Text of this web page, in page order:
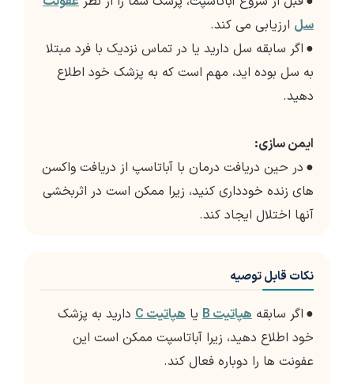
سل ارزیابی می کند.
● اگر سابقه سل دارید یا در تماس نزدیک با فرد مبتلا
به سل بوده اید، مهم است که به پزشک خود اطلاع
دهید.
ایمن سازی:
● در حین دریافت درمان با آباتاسپ از دریافت واکسن
های زنده خودداری کنید، زیرا ممکن است در اثربخشی
آنها اختلال ایجاد کند.
نکات قابل توصیه
● اگر سابقه هپاتیت B یا هپاتیت C
دارید به پزشک
خود اطلاع دهید، زیرا آباتاسپت ممکن است این
عفونت ها را دوباره فعال کند.